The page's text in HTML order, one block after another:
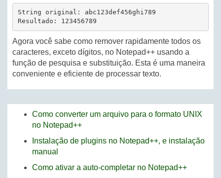
String original: abc123def456ghi789
Resultado: 123456789
Agora você sabe como remover rapidamente todos os
caracteres, exceto dígitos, no Notepad++ usando a
função de pesquisa e substituição. Esta é uma maneira
conveniente e eficiente de processar texto.
Como converter um arquivo para o formato UNIX
no Notepad++
Instalação de plugins no Notepad++, e instalação
manual
Como ativar a auto-completar no Notepad++